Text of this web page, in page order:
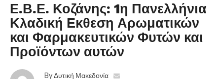
Ε.Β.Ε. Κοζάνης: 1η Πανελλήνια
Κλαδική Εκθεση Αρωματικών
και Φαρμακευτικών Φυτών και
Προϊόντων αυτών
By Δυτική Μακεδονία